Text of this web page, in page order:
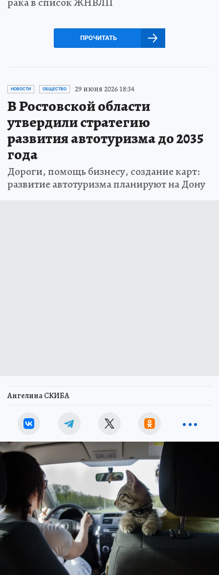
ПРОЧИТАТЬ
НОВОСТИ ОБЩЕСТВО 29 июня 2026 18:34
В Ростовской области
утвердили стратегию
развития автотуризма до 2035
года
Дороги, помощь бизнесу, создание карт:
развитие автотуризма планируют на Дону
Ангелина СКИБА